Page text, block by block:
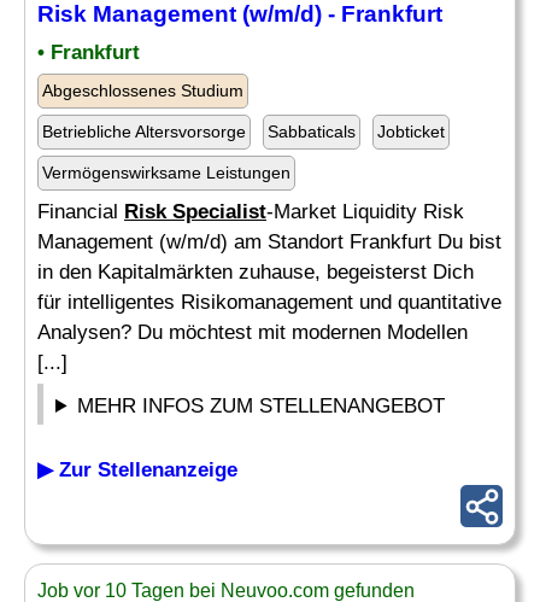
Risk Management (w/m/d) - Frankfurt
• Frankfurt
Abgeschlossenes Studium
Betriebliche Altersvorsorge Sabbaticals Jobticket
Vermögenswirksame Leistungen
Financial Risk Specialist-Market Liquidity Risk
Management (w/m/d) am Standort Frankfurt Du bist
in den Kapitalmärkten zuhause, begeisterst Dich
für intelligentes Risikomanagement und quantitative
Analysen? Du möchtest mit modernen Modellen
[...]
MEHR INFOS ZUM STELLENANGEBOT
▶ Zur Stellenanzeige
Job vor 10 Tagen bei Neuvoo.com gefunden